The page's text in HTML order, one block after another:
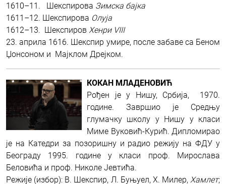
1610–11. Шекспирова Зимска бајка
1611–12. Шекспирова Олуја
1612–13. Шекспиров Хенри VIII
23. априла 1616. Шекспир умире, после забаве са Беном
Џонсоном и Мајклом Дрејком.
КОКАН МЛАДЕНОВИЋ
Рођен je у Нишу, Србија, 1970.
године. Завршио je Cредњу
глумачку школу у Нишу у класи
Миме Вуковић-Курић. Дипломирао
je на Катедри за позоришну и радио режију нa ФДУ у
Београду 1995. године у класи проф. Мирослава
Беловића и проф. Николе Јевтића.
Режије (избор): В. Шекспир, Л. Буњуел, Х. Милер, Хамлет;